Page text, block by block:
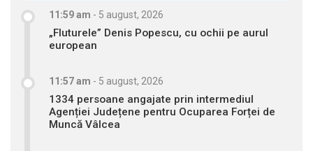
11:59 am - 5 august, 2026
„Fluturele” Denis Popescu, cu ochii pe aurul
european
11:57 am - 5 august, 2026
1334 persoane angajate prin intermediul
Agenției Județene pentru Ocuparea Forței de
Muncă Vâlcea